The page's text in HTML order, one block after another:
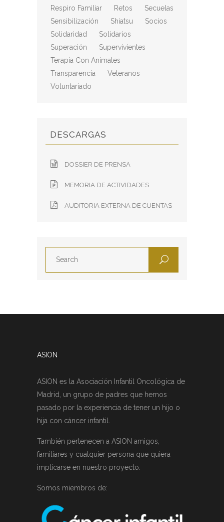
Respiro Familiar
Retos
Secuelas
Sensibilización
Shiatsu
Socios
Solidaridad
Solidarios
Superación
Supervivientes
Terapia Con Animales
Transparencia
Veteranos
Voluntariado
DESCARGAS
DOSSIER DE PRENSA
MEMORIA DE ACTIVIDADES
AUDITORIA EXTERNA DE CUENTAS
ASION
ASION es la Asociación Infantil Oncológica de
Madrid, un grupo de padres que hemos
pasado por la experiencia de tener un hijo o
hija con cáncer infantil.
También pertenecen a ASION amigos,
familiares y cualquier persona que quiera
implicarse en nuestro proyecto.
Somos miembros de: